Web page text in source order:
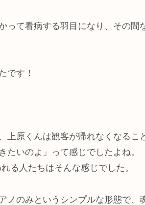
って看病する羽目になり、その
です！
上原くんは観客が帰れなくなる
いのよ」って感じでしたよね。
る人たちはそんな感じでした。
ノのみというシンプルな形態で